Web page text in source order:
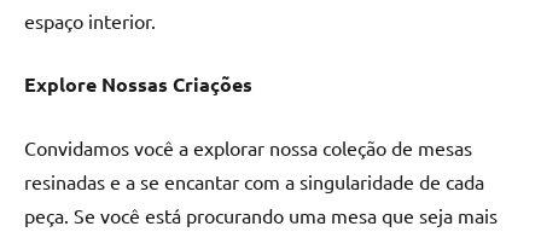
conteúdo
as
melhores
práticas
espaço interior.
Explore Nossas Criações
Convidamos você a explorar nossa coleção de mesas
resinadas e a se encantar com a singularidade de cada
peça. Se você está procurando uma mesa que seja mais